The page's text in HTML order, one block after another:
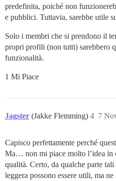
predefinita, poiché non
e pubblici. Tuttavia, sarebbe utile
Solo i membri che si prendono il
propri profili (non tutti) sarebbero
funzionalità.
1 Mi Piace
Jagster (Jakke Flemming) 7
4
Capisco perfettamente perché
Ma… non mi piace molto l’idea in
qualità. Certo, da qualche parte
leggera possono essere utili, ma